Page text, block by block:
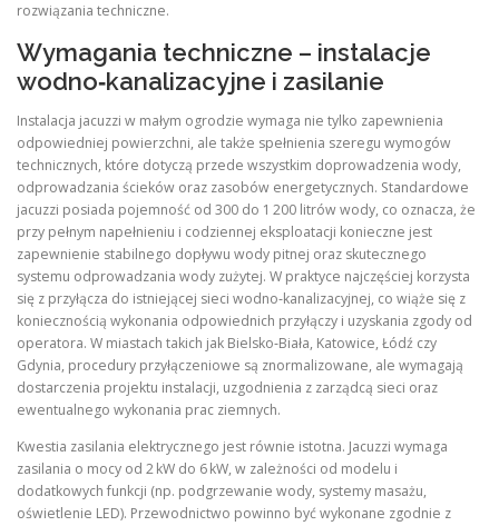
rozwiązania techniczne.
Wymagania techniczne – instalacje
wodno‑kanalizacyjne i zasilanie
Instalacja jacuzzi w małym ogrodzie wymaga nie tylko zapewnienia
odpowiedniej powierzchni, ale także spełnienia szeregu wymogów
technicznych, które dotyczą przede wszystkim doprowadzenia wody,
odprowadzania ścieków oraz zasobów energetycznych. Standardowe
jacuzzi posiada pojemność od 300 do 1 200 litrów wody, co oznacza, że
przy pełnym napełnieniu i codziennej eksploatacji konieczne jest
zapewnienie stabilnego dopływu wody pitnej oraz skutecznego
systemu odprowadzania wody zużytej. W praktyce najczęściej korzysta
się z przyłącza do istniejącej sieci wodno‑kanalizacyjnej, co wiąże się z
koniecznością wykonania odpowiednich przyłączy i uzyskania zgody od
operatora. W miastach takich jak Bielsko‑Biała, Katowice, Łódź czy
Gdynia, procedury przyłączeniowe są znormalizowane, ale wymagają
dostarczenia projektu instalacji, uzgodnienia z zarządcą sieci oraz
ewentualnego wykonania prac ziemnych.
Kwestia zasilania elektrycznego jest równie istotna. Jacuzzi wymaga
zasilania o mocy od 2 kW do 6 kW, w zależności od modelu i
dodatkowych funkcji (np. podgrzewanie wody, systemy masażu,
oświetlenie LED). Przewodnictwo powinno być wykonane zgodnie z